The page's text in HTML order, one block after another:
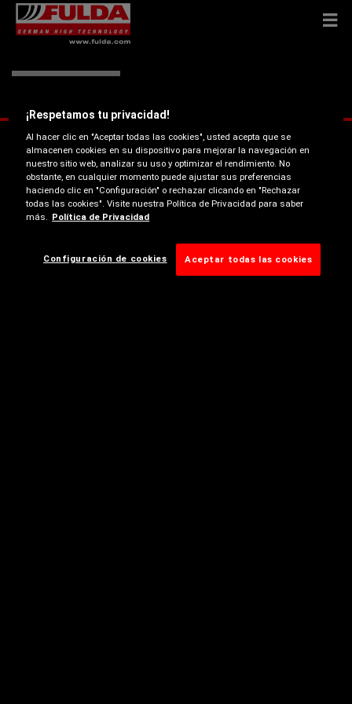
¡Respetamos tu privacidad!
Al hacer clic en "Aceptar todas las cookies", usted acepta que se
almacenen cookies en su dispositivo para mejorar la navegación en
nuestro sitio web, analizar su uso y optimizar el rendimiento. No
obstante, en cualquier momento puede ajustar sus preferencias
haciendo clic en "Configuración" o rechazar clicando en "Rechazar
todas las cookies". Visite nuestra Política de Privacidad para saber
más. Política de Privacidad
Configuración de cookies Aceptar todas las cookies